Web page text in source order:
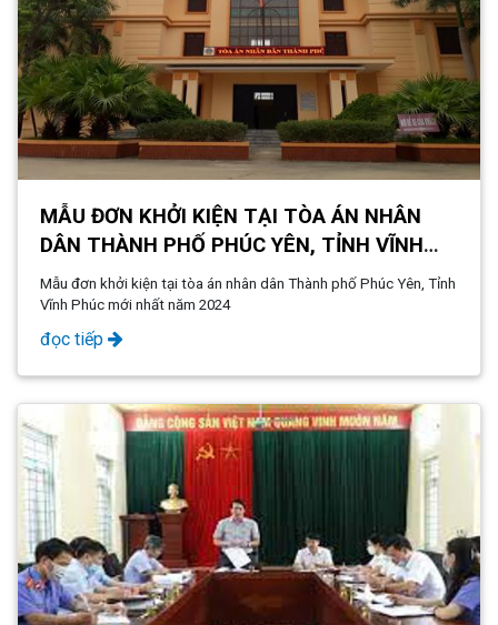
MẪU ĐƠN KHỞI KIỆN TẠI TÒA ÁN NHÂN
DÂN THÀNH PHỐ PHÚC YÊN, TỈNH VĨNH
PHÚC
Mẫu đơn khởi kiện tại tòa án nhân dân Thành phố Phúc Yên, Tỉnh
Vĩnh Phúc mới nhất năm 2024
đọc tiếp